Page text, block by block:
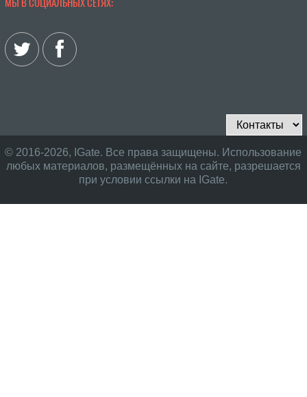
© 2016-2026, IGate. Все права защищены. Использование
любых материалов, размещённых на сайте, разрешается
при условии ссылки на IGate.